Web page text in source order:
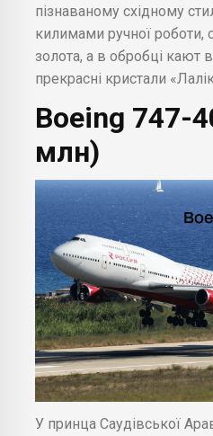
пізнаваному східному
килимами ручної роботи,
золота, а в обробці кают
прекрасні кристали
Boeing 747-
млн)
У принца Саудівської